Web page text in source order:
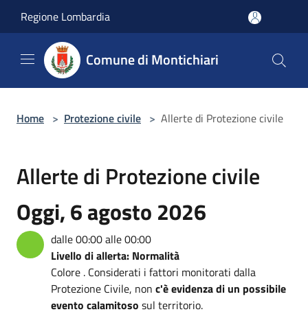
Regione Lombardia
Comune di Montichiari
Home > Protezione civile > Allerte di Protezione civile
Allerte di Protezione civile
Oggi, 6 agosto 2026
dalle 00:00 alle 00:00
Livello di allerta: Normalità
Colore . Considerati i fattori monitorati dalla
Protezione Civile, non c'è evidenza di un possibile
evento calamitoso sul territorio.